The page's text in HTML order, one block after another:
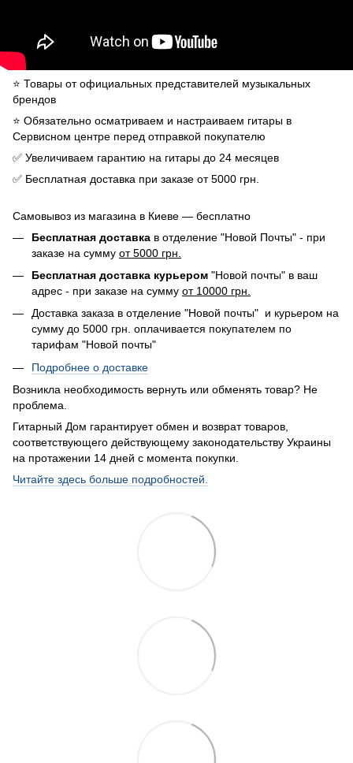
⭐️ Товары от официальных представителей музыкальных
брендов
⭐️ Обязательно осматриваем и настраиваем гитары в
Сервисном центре перед отправкой покупателю
✅ Увеличиваем гарантию на гитары до 24 месяцев
✅ Бесплатная доставка при заказе от 5000 грн.
Самовывоз из магазина в Киеве — бесплатно
Бесплатная доставка в отделение "Новой Почты" - при
заказе на сумму от 5000 грн.
Бесплатная доставка курьером "Новой почты" в ваш
адрес - при заказе на сумму от 10000 грн.
Доставка заказа в отделение "Новой почты" и курьером на
сумму до 5000 грн. оплачивается покупателем по
тарифам "Новой почты"
Подробнее о доставке
Возникла необходимость вернуть или обменять товар? Не
проблема.
Гитарный Дом гарантирует обмен и возврат товаров,
соответствующего действующему законодательству Украины
на протажении 14 дней с момента покупки.
Читайте здесь больше подробностей.